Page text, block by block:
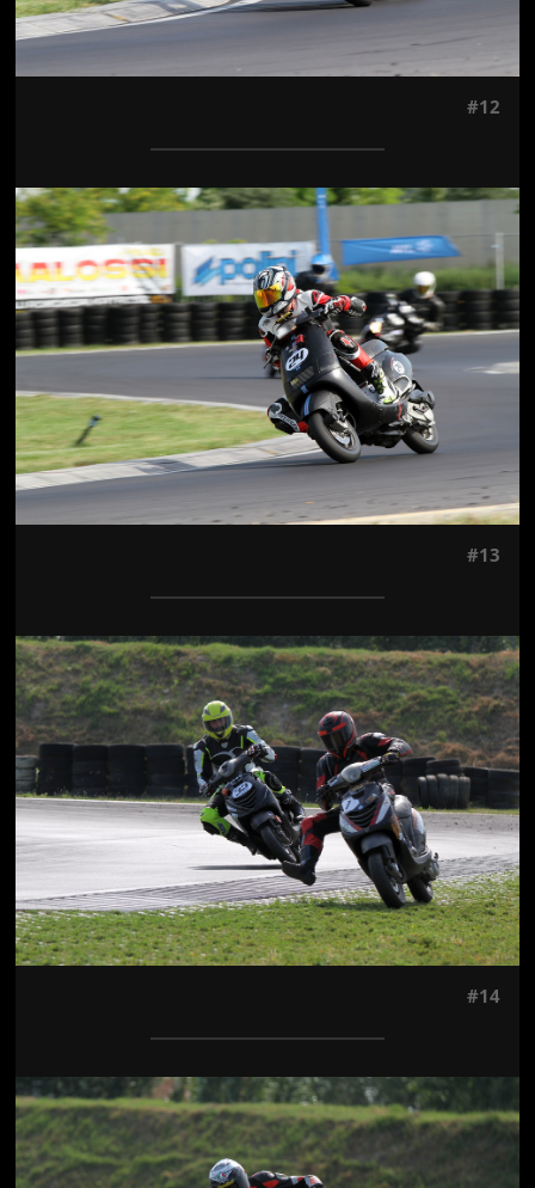
#12
Jön még kép!
#13
Jön még kép!
#14
Jön még kép!